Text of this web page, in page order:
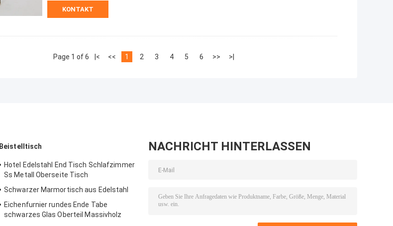
KONTAKT
Page 1 of 6 |< << 1 2 3 4 5 6 >> >|
Beistelltisch
Hotel Edelstahl End Tisch Schlafzimmer
Ss Metall Oberseite Tisch
Schwarzer Marmortisch aus Edelstahl
Eichenfurnier rundes Ende Tabe
schwarzes Glas Oberteil Massivholz
NACHRICHT HINTERLASSEN